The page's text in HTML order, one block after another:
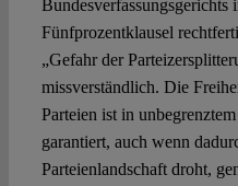
Bundesverfassungsgerichts
Fünfprozentklausel
„Gefahr der
missverständlich. Die
Parteien ist in
garantiert, auch wenn
Parteienlandschaft droht,